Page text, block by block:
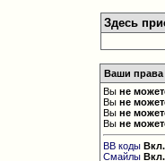
Здесь
Ваши права
Выне
Выне
Выне
Выне
BB коды Вкл.
Смайлы Вкл.